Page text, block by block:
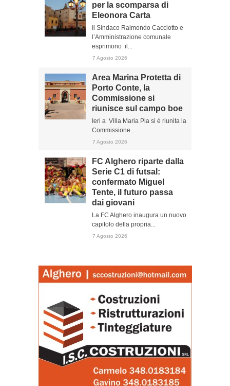
per la scomparsa di
Eleonora Carta
Il Sindaco Raimondo Cacciotto e
l’Amministrazione comunale
esprimono il...
7 Agosto 2026
Area Marina Protetta di
Porto Conte, la
Commissione si
riunisce sul campo boe
Ieri a Villa Maria Pia si è riunita la
Commissione...
7 Agosto 2026
FC Alghero riparte dalla
Serie C1 di futsal:
confermato Miguel
Tente, il futuro passa
dai giovani
La FC Alghero inaugura un nuovo
capitolo della propria...
7 Agosto 2026